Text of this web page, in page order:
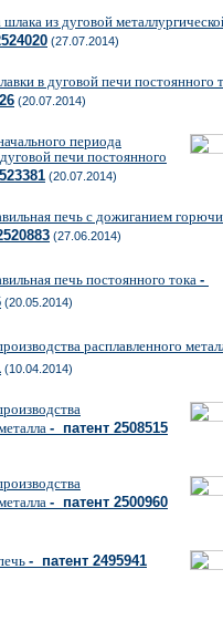
шлака из дуговой
(27.07.2014)
в дуговой печи постоянного
(20.07.2014)
периода
печи постоянного
(20.07.2014)
печь с дожиганием
(27.06.2014)
печь постоянного тока-
(20.05.2014)
расплавленного
(10.04.2014)
- патент 2508515
- патент 2500960
- патент 2495941